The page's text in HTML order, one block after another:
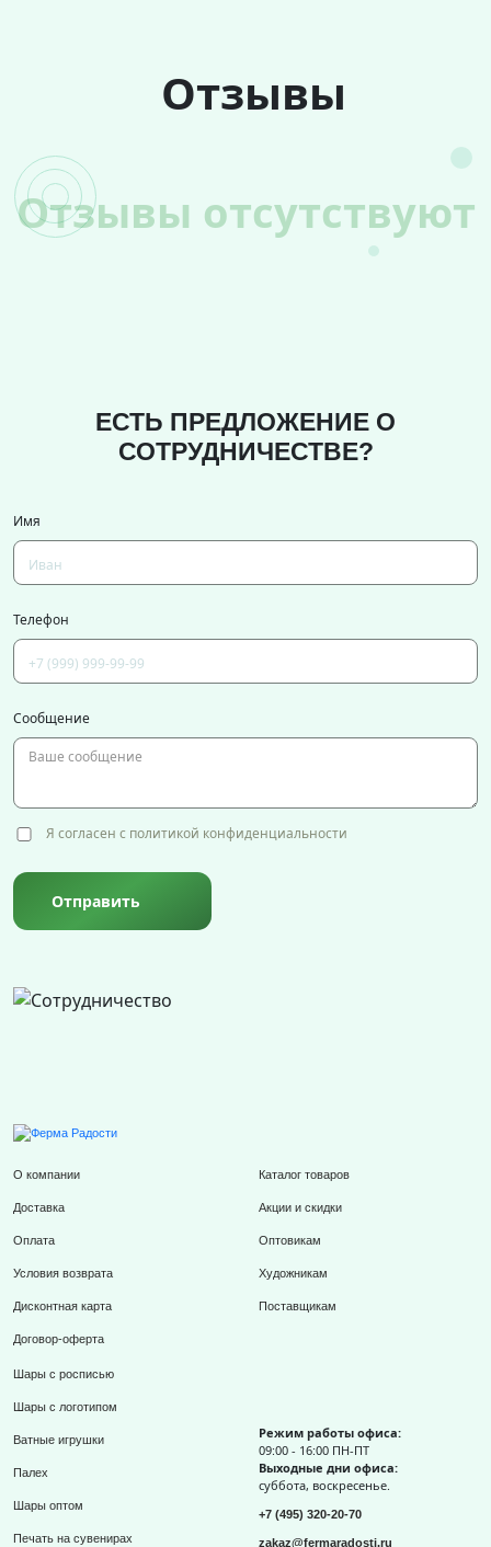
Отзывы
Отзывы отсутствуют
ЕСТЬ ПРЕДЛОЖЕНИЕ О
СОТРУДНИЧЕСТВЕ?
Имя
Телефон
Сообщение
Я согласен с политикой конфиденциальности
Отправить
О компании
Доставка
Оплата
Условия возврата
Дисконтная карта
Договор-оферта
Каталог товаров
Акции и скидки
Оптовикам
Художникам
Поставщикам
Шары с росписью
Шары с логотипом
Ватные игрушки
Палех
Шары оптом
Печать на сувенирах
Режим работы офиса:
09:00 - 16:00 ПН-ПТ
Выходные дни офиса:
суббота, воскресенье.
+7 (495) 320-20-70
zakaz@fermaradosti.ru